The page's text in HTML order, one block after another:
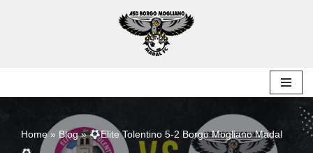
Home» Blog» Elite Tolentino 5-2 Borgo Mogliano Madal